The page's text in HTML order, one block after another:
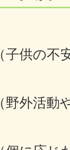
子供の不
野外活動